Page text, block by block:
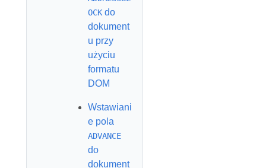
OCKdo
dokument
u przy
użyciu
formatu
DOM
Wstawiani
e pola
ADVANCE
do
dokument